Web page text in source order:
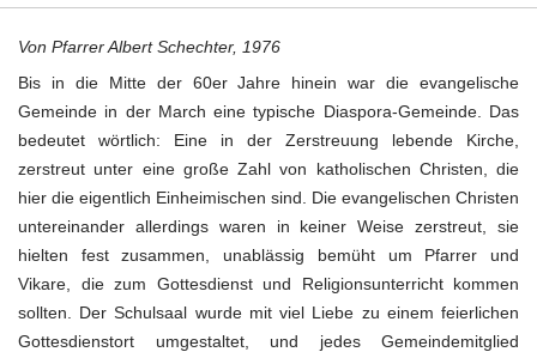
Von Pfarrer Albert Schechter, 1976
Bis in die Mitte der 60er Jahre hinein war die evangelische
Gemeinde in der March eine typische Diaspora-Gemeinde. Das
bedeutet wörtlich: Eine in der Zerstreuung lebende Kirche,
zerstreut unter eine große Zahl von katholischen Christen, die
hier die eigentlich Einheimischen sind. Die evangelischen Christen
untereinander allerdings waren in keiner Weise zerstreut, sie
hielten fest zusammen, unablässig bemüht um Pfarrer und
Vikare, die zum Gottesdienst und Religionsunterricht kommen
sollten. Der Schulsaal wurde mit viel Liebe zu einem feierlichen
Gottesdienstort umgestaltet, und jedes Gemeindemitglied